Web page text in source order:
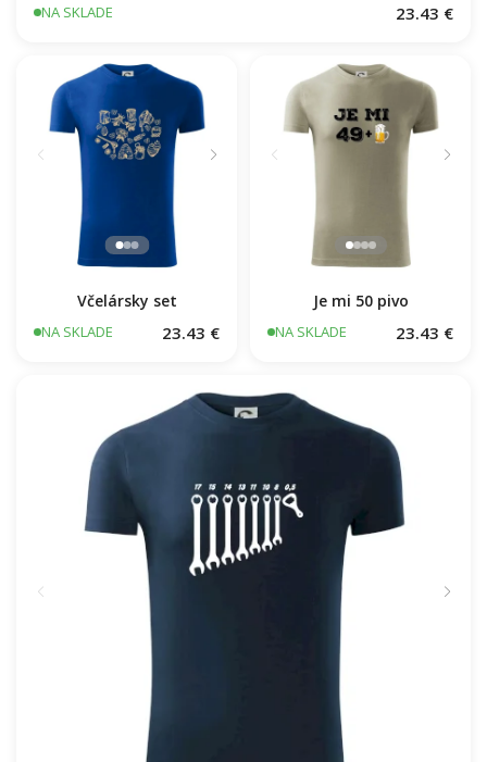
NA SKLADE 23.43 €
Včelársky set
NA SKLADE 23.43 €
Je mi 50 pivo
NA SKLADE 23.43 €